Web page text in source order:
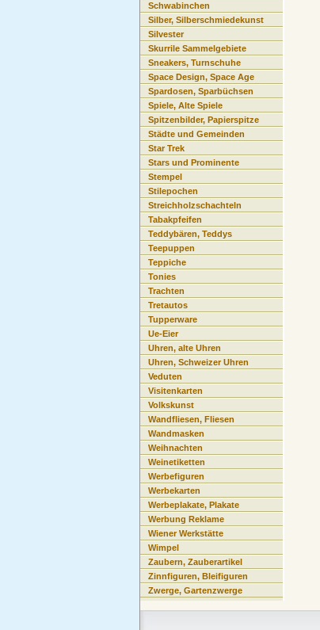
Schwabinchen
Silber, Silberschmiedekunst
Silvester
Skurrile Sammelgebiete
Sneakers, Turnschuhe
Space Design, Space Age
Spardosen, Sparbüchsen
Spiele, Alte Spiele
Spitzenbilder, Papierspitze
Städte und Gemeinden
Star Trek
Stars und Prominente
Stempel
Stilepochen
Streichholzschachteln
Tabakpfeifen
Teddybären, Teddys
Teepuppen
Teppiche
Tonies
Trachten
Tretautos
Tupperware
Ue-Eier
Uhren, alte Uhren
Uhren, Schweizer Uhren
Veduten
Visitenkarten
Volkskunst
Wandfliesen, Fliesen
Wandmasken
Weihnachten
Weinetiketten
Werbefiguren
Werbekarten
Werbeplakate, Plakate
Werbung Reklame
Wiener Werkstätte
Wimpel
Zaubern, Zauberartikel
Zinnfiguren, Bleifiguren
Zwerge, Gartenzwerge